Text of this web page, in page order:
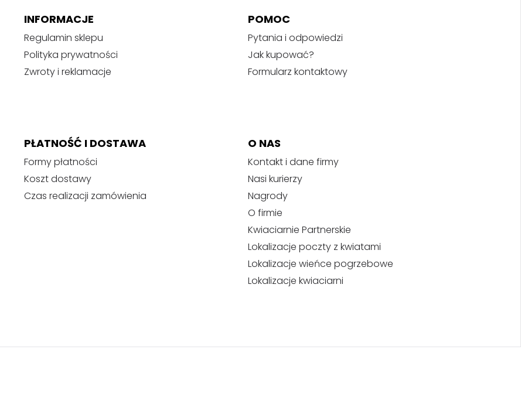
INFORMACJE
Regulamin sklepu
Polityka prywatności
Zwroty i reklamacje
POMOC
Pytania i odpowiedzi
Jak kupować?
Formularz kontaktowy
PŁATNOŚĆ I DOSTAWA
Formy płatności
Koszt dostawy
Czas realizacji zamówienia
O NAS
Kontakt i dane firmy
Nasi kurierzy
Nagrody
O firmie
Kwiaciarnie Partnerskie
Lokalizacje poczty z kwiatami
Lokalizacje wieńce pogrzebowe
Lokalizacje kwiaciarni